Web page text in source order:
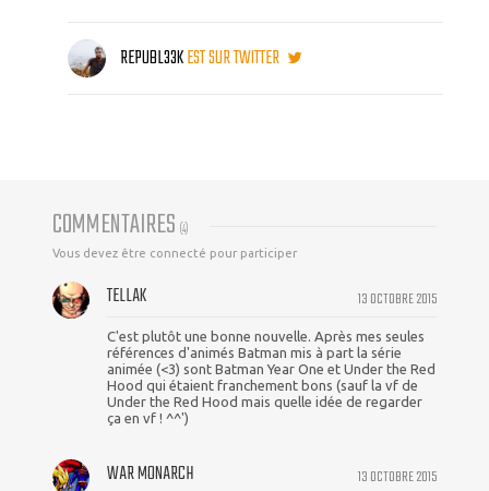
REPUBL33KEST SUR TWITTER
COMMENTAIRES (4)
Vous devez être connecté pour participer
13 OCTOBRE 2015
TELLAK
C'est plutôt une bonne nouvelle. Après mes seules
références d'animés Batman mis à part la série
animée (<3) sont Batman Year One et Under the Red
Hood qui étaient franchement bons (sauf la vf de
Under the Red Hood mais quelle idée de regarder
ça en vf ! ^^')
13 OCTOBRE 2015
WAR MONARCH